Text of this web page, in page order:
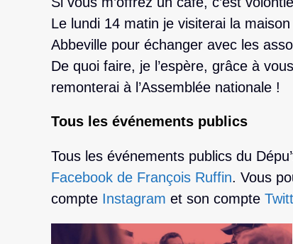
Le lundi 14 matin je visiterai la
Abbeville pour échanger avec les
De quoi faire, je l’espère, grâce à
remonterai à l’Assemblée nationale !
Tous les événements publics
Tous les événements publics du
Facebook de François Ruffin. Vous
compte Instagram et son compte